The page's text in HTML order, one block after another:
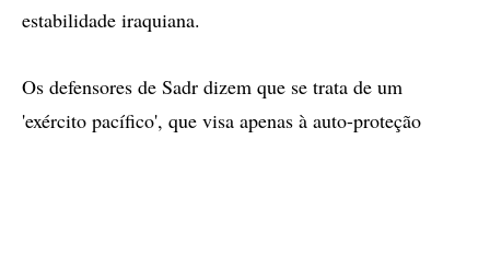
estabilidade iraquiana.
Os defensores de Sadr dizem que se trata de um
'exército pacífico', que visa apenas à auto-proteção